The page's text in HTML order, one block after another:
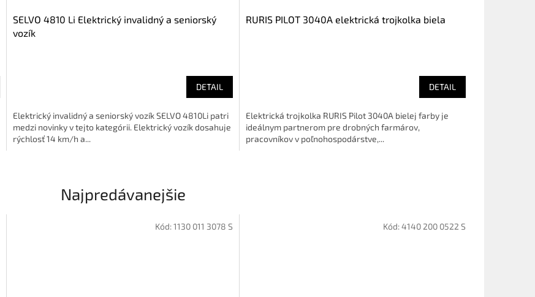
SELVO 4810 Li Elektrický invalidný a seniorský
vozík
DETAIL
Elektrický invalidný a seniorský vozík SELVO 4810Li patri
medzi novinky v tejto kategórii. Elektrický vozík dosahuje
rýchlosť 14 km/h a...
RURIS PILOT 3040A elektrická trojkolka biela
DETAIL
Elektrická trojkolka RURIS Pilot 3040A bielej farby je
ideálnym partnerom pre drobných farmárov,
pracovníkov v poľnohospodárstve,...
Najpredávanejšie
Kód:1130 011 3078 S Kód:4140 200 0522 S